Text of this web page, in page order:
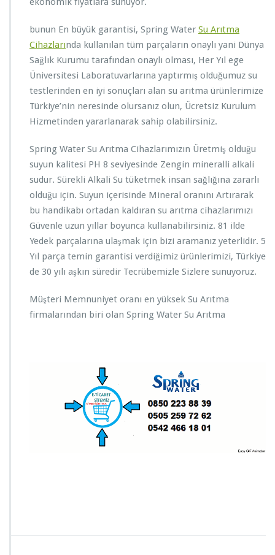
bunun En büyük garantisi, Spring Water Su Arıtma
Cihazlarında kullanılan tüm parçaların onaylı yani Dünya
Sağlık Kurumu tarafından onaylı olması, Her Yıl ege
Üniversitesi Laboratuvarlarına yaptırmış olduğumuz su
testlerinden en iyi sonuçları alan su arıtma ürünlerimize
Türkiye’nin neresinde olursanız olun, Ücretsiz Kurulum
Hizmetinden yararlanarak sahip olabilirsiniz.
Spring Water Su Arıtma Cihazlarımızın Üretmiş olduğu
suyun kalitesi PH 8 seviyesinde Zengin mineralli alkali
sudur. Sürekli Alkali Su tüketmek insan sağlığına zararlı
olduğu için. Suyun içerisinde Mineral oranını Artırarak
bu handikabı ortadan kaldıran su arıtma cihazlarımızı
Güvenle uzun yıllar boyunca kullanabilirsiniz. 81 ilde
Yedek parçalarına ulaşmak için bizi aramanız yeterlidir. 5
Yıl parça temin garantisi verdiğimiz ürünlerimizi, Türkiye
de 30 yılı aşkın süredir Tecrübemizle Sizlere sunuyoruz.
Müşteri Memnuniyet oranı en yüksek Su Arıtma
firmalarından biri olan Spring Water Su Arıtma